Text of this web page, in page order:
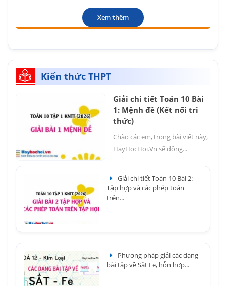
Xem thêm
Kiến thức THPT
Giải chi tiết Toán 10 Bài
1: Mệnh đề (Kết nối tri
thức)
Chào các em, trong bài viết này,
HayHocHoi.Vn sẽ đồng...
Giải chi tiết Toán 10 Bài 2:
Tập hợp và các phép toán
trên...
Phương pháp giải các dạng
bài tập về Sắt Fe, hỗn hợp...